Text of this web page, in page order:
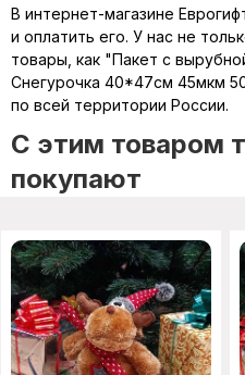
В интернет-магазине
и оплатить его. У нас не
товары, как "Пакет с
Снегурочка 40*47см 45мкм
по всей территории России.
C этим товаром
покупают